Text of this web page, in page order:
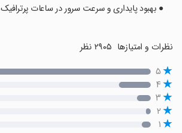
● بهبود پایداری و سرعت سرور در ساعات پرترافیک
نظرات و امتیازها
۵
۴
۳
۲
۱